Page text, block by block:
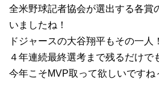
全米野球記者協会が選出する各賞
いましたね！
ドジャースの大谷翔平もその一人
４年連続最終選考まで残るだけで
今年こそMVP取って欲しいですね